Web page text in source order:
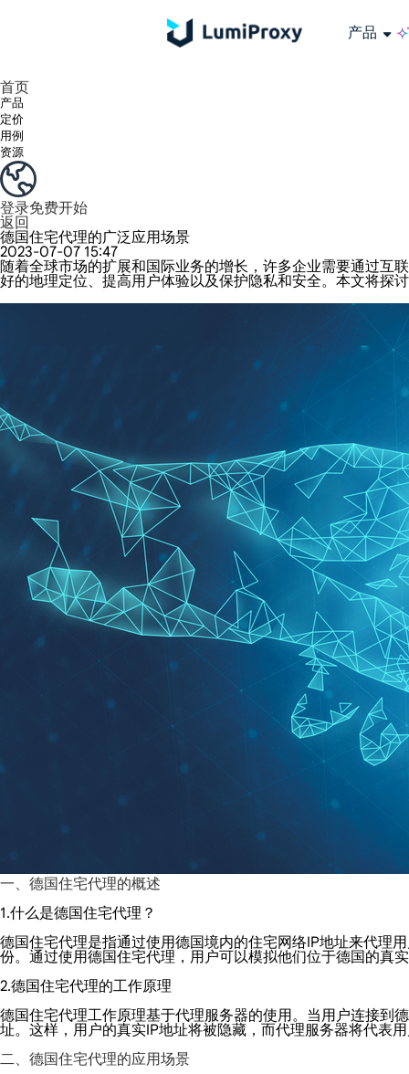
产品
首页
产品
定价
用例
资源
登录免费开始
返回
德国住宅代理的广泛应用场景
2023-07-07 15:47
随着全球市场的扩展和国际业务的增长，许多企业需要通过互
好的地理定位、提高用户体验以及保护隐私和安全。本文将探
一、德国住宅代理的概述
1.什么是德国住宅代理？
德国住宅代理是指通过使用德国境内的住宅网络IP地址来代理
份。通过使用德国住宅代理，用户可以模拟他们位于德国的真
2.德国住宅代理的工作原理
德国住宅代理工作原理基于代理服务器的使用。当用户连接到
址。这样，用户的真实IP地址将被隐藏，而代理服务器将代表
二、德国住宅代理的应用场景